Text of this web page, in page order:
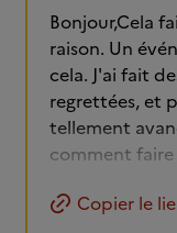
Bonjour,Cela
raison. Un
cela. J'ai fait
regrettées, et
tellement
comment faire
Copier le